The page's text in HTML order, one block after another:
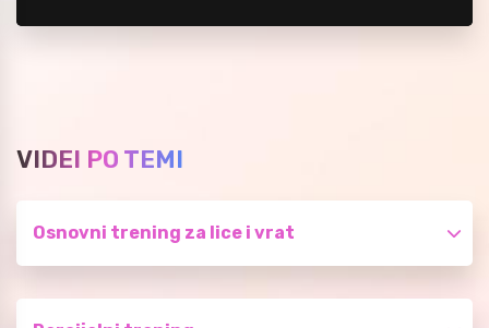
VIDEI PO TEMI
Osnovni trening za lice i vrat